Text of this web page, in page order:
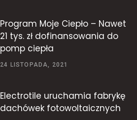
Program Moje Ciepło – Nawet
21 tys. zł dofinansowania do
pomp ciepła
24 LISTOPADA, 2021
Electrotile uruchamia fabrykę
dachówek fotowoltaicznych